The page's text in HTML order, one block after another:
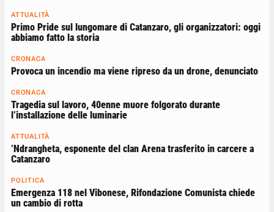
ATTUALITÀ
Primo Pride sul lungomare di Catanzaro, gli organizzatori: oggi
abbiamo fatto la storia
CRONACA
Provoca un incendio ma viene ripreso da un drone, denunciato
CRONACA
Tragedia sul lavoro, 40enne muore folgorato durante
l’installazione delle luminarie
ATTUALITÀ
’Ndrangheta, esponente del clan Arena trasferito in carcere a
Catanzaro
POLITICA
Emergenza 118 nel Vibonese, Rifondazione Comunista chiede
un cambio di rotta